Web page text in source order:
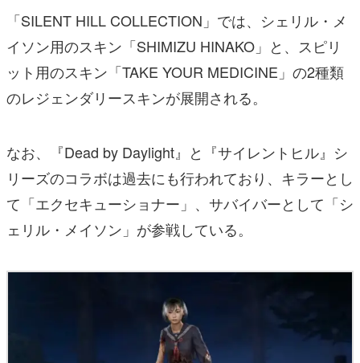
「SILENT HILL COLLECTION」では、シェリル・メ
イソン用のスキン「SHIMIZU HINAKO」と、スピリ
ット用のスキン「TAKE YOUR MEDICINE」の2種類
のレジェンダリースキンが展開される。
なお、『Dead by Daylight』と『サイレントヒル』シ
リーズのコラボは過去にも行われており、キラーとし
て「エクセキューショナー」、サバイバーとして「シ
ェリル・メイソン」が参戦している。